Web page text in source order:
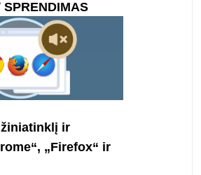
ir
„Firefox“ ir